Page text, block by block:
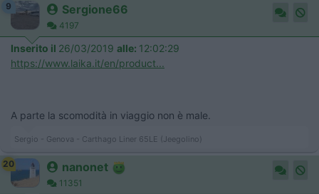
9 Sergione66
4197
Inserito il 26/03/2019 alle: 12:02:29
https://www.laika.it/en/product...
A parte la scomodità in viaggio non è male.
Sergio - Genova - Carthago Liner 65LE (Jeegolino)
20 nanonet
11351